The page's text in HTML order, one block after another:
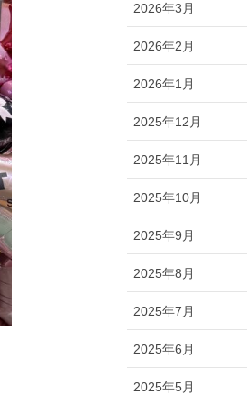
2026年3月
2026年2月
2026年1月
2025年12月
2025年11月
2025年10月
2025年9月
2025年8月
2025年7月
2025年6月
2025年5月